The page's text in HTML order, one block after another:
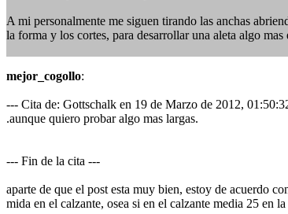
A mi personalmente me siguen tirando las anchas
la forma y los cortes, para desarrollar una aleta algo
mejor_cogollo:
--- Cita de: Gottschalk en 19 de Marzo de 2012,
.aunque quiero probar algo mas largas.
--- Fin de la cita ---
aparte de que el post esta muy bien, estoy de acuerdo
mida en el calzante, osea si en el calzante media 25 en